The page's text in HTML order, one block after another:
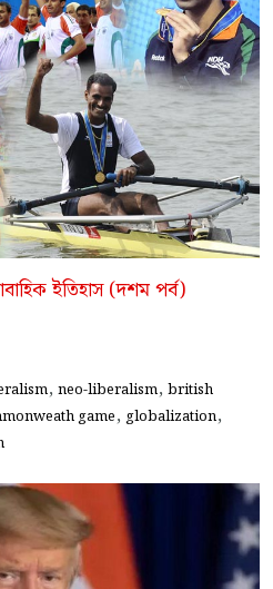
ইতিহাস (দশম পর্ব)
, neo-liberalism, british
game, globalization,